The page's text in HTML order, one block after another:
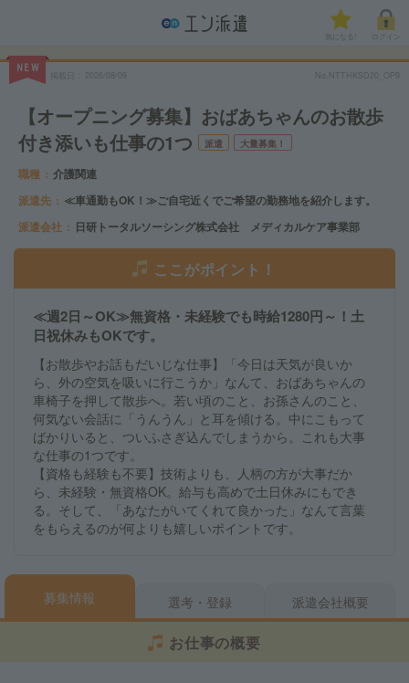
気になる!
NEW
【オープニング募集】おばあちゃんのお散歩
付き添いも仕事の1つ
派遣 大量募集！
職種
介護関連
派遣先
≪車通勤もOK！≫ご自宅近くでご希望の勤務地を紹介します。
派遣会社
日研トータルソーシング株式会社 メディカルケア事業部
ここがポイント！
≪週2日～OK≫無資格・未経験でも時給1280円～！土
日祝休みもOKです。
【お散歩やお話もだいじな仕事】「今日は天気が良いか
ら、外の空気を吸いに行こうか」なんて、おばあちゃんの
車椅子を押して散歩へ。若い頃のこと、お孫さんのこと、
何気ない会話に「うんうん」と耳を傾ける。中にこもって
ばかりいると、ついふさぎ込んでしまうから。これも大事
な仕事の1つです。
【資格も経験も不要】技術よりも、人柄の方が大事だか
ら、未経験・無資格OK。給与も高めで土日休みにもでき
る。そして、「あなたがいてくれて良かった」なんて言葉
をもらえるのが何よりも嬉しいポイントです。
募集情報 選考・登録 派遣会社概要
お仕事の概要